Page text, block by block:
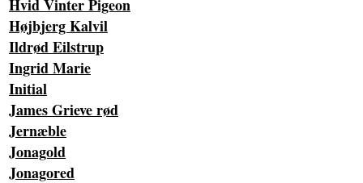
Hvid Vinter Pigeon
Højbjerg Kalvil
Ildrød Eilstrup
Ingrid Marie
Initial
James Grieve rød
Jernæble
Jonagold
Jonagored